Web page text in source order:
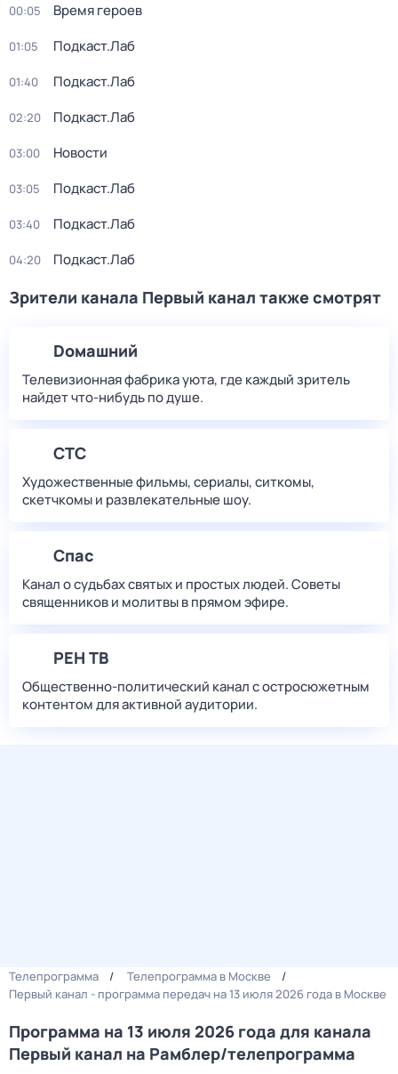
00:05 Время героев
01:05 Подкаст.Лаб
01:40 Подкаст.Лаб
02:20 Подкаст.Лаб
03:00 Новости
03:05 Подкаст.Лаб
03:40 Подкаст.Лаб
04:20 Подкаст.Лаб
Зрители канала Первый канал также смотрят
Dомашний
Телевизионная фабрика уюта, где каждый зритель
найдет что‑нибудь по душе.
СТС
Художественные фильмы, сериалы, ситкомы,
скетчкомы и развлекательные шоу.
Спас
Канал о судьбах святых и простых людей. Советы
священников и молитвы в прямом эфире.
РЕН ТВ
Общественно-политический канал с остросюжетным
контентом для активной аудитории.
Телепрограмма
Телепрограмма в Москве
Первый канал - программа передач на 13 июля 2026 года в Москве
Программа на 13 июля 2026 года для канала
Первый канал на Рамблер/телепрограмма